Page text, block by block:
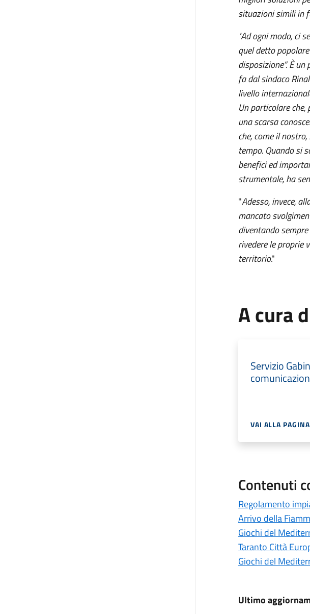
situazioni simili in
"Ad ogni modo, ci
quel detto
disposizione”. È
fa dal sindaco
livello
Un particolare
una scarsa
che, come il
tempo. Quando si
benefici ed
strumentale, ha
"Adesso, invece,
mancato
diventando
rivedere le proprie
territorio."
A cura
Servizio
VAI ALLA PAGINA
Contenuti
Regolamento
Arrivo della
Giochi del
Taranto Città
Giochi del
Ultimo